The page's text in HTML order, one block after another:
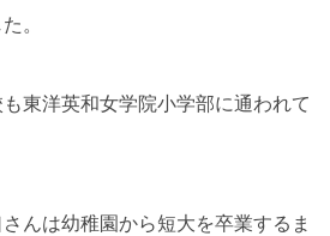
。
東洋英和女学院小学部に通われて
んは幼稚園から短大を卒業するま